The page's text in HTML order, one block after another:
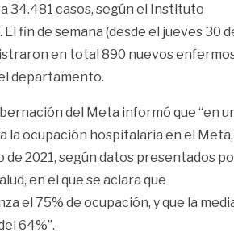
34.481 casos, según el Instituto
El fin de semana (desde el jueves 30
en total 890 nuevos
departamento.
del Meta informó que “en
la ocupación hospitalaria en el Meta,
de 2021, según datos presentados
en el que se aclara que
el 75% de ocupación, y que la
64%”.